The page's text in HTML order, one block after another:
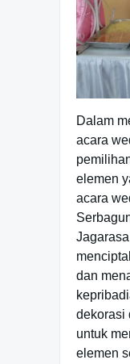
Dalam
acara
elemen
acara
dan
dekorasi
untuk
elemen